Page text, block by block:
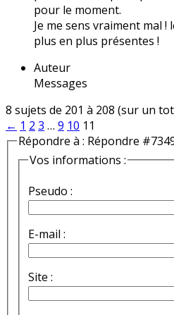
pour le moment.
Je me sens vraiment mal
plus en plus présentes !
Auteur
Messages
8 sujets de 201 à 208 (sur un
← 1 2 3 … 9 10 11
Répondre à : Répondre
Vos informations :
Pseudo :
E-mail :
Site :